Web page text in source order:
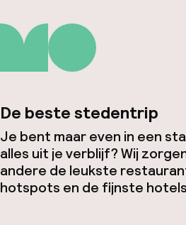
De beste stedentrip
Je bent maar even in een
alles uit je verblijf? Wij
andere de leukste
hotspots en de fijnste